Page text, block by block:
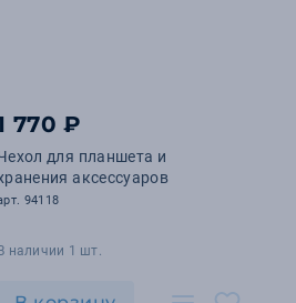
770 ₽
для планшета и
аксессуаров
94118
В наличии 1 шт.